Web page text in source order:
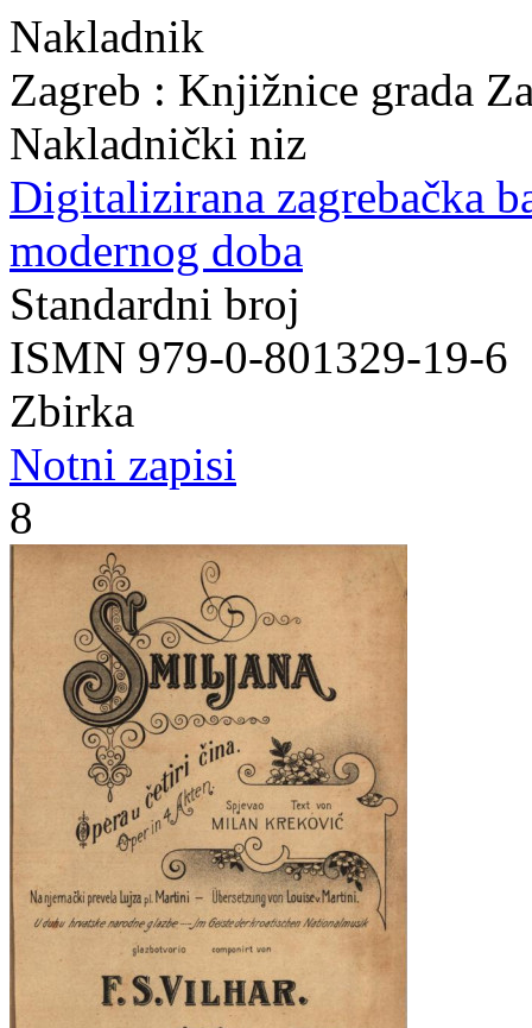
Nakladnik
Zagreb : Knjižnice grada
Nakladnički niz
Digitalizirana zagrebačka
modernog doba
Standardni broj
ISMN 979-0-801329-19-6
Zbirka
Notni zapisi
8